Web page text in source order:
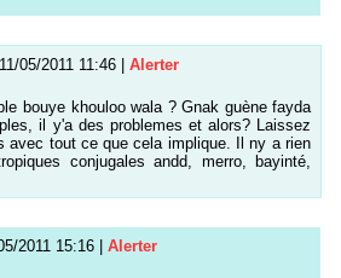
05/2011 11:46 | Alerter
bouye khouloo wala ? Gnak guène fayda
il y'a des problemes et alors? Laissez
avec tout ce que cela implique. Il ny a rien
conjugales andd, merro, bayinté,
2011 15:16 Alerter